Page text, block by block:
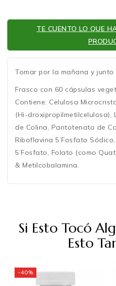
TE CUENTO LO QUE
Tomar por la mañana y junto
Frasco con 60 cápsulas
Contiene: Celulosa
(Hi-droxipropilmetilcelulosa),
de Colina, Pantotenato de
Riboflavina 5’Fosfato
5’Fosfato, Folato (como
& Metilcobalamina.
Si Esto Tocó
Esto
-40%